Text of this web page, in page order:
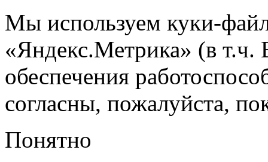
Мы используем куки-
«Яндекс.Метрика» (в т.ч.
обеспечения
согласны, пожалуйста,
Понятно